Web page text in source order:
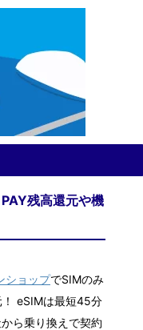
残高還元や機
ショップでSIMのみ
！ eSIMは最短45分
ら乗り換えで契約